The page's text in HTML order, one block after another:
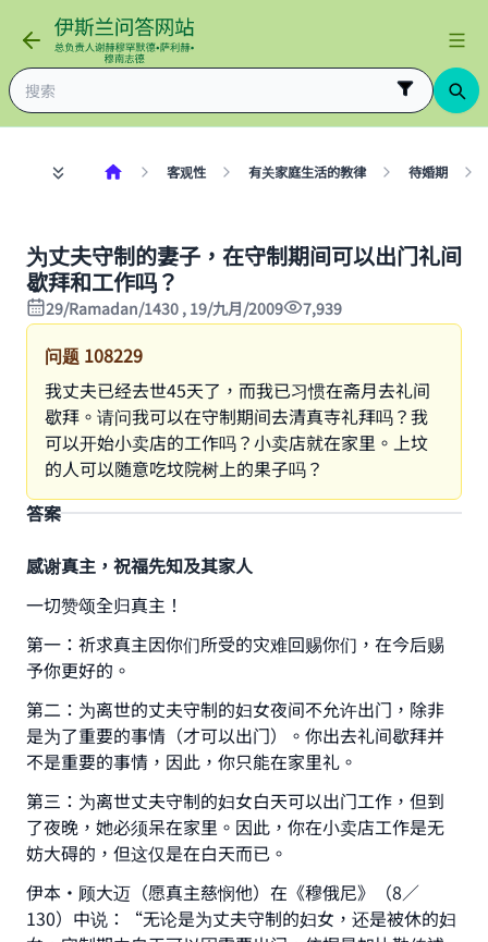
客观性 有关家庭生活的教律 待婚期
为丈夫守制的妻子，在守制期间可以出门礼间
歇拜和工作吗？
29/Ramadan/1430 , 19/九月/2009 7,939
问题 108229
我丈夫已经去世45天了，而我已习惯在斋月去礼间
歇拜。请问我可以在守制期间去清真寺礼拜吗？我
可以开始小卖店的工作吗？小卖店就在家里。上坟
的人可以随意吃坟院树上的果子吗？
答案
感谢真主，祝福先知及其家人
一切赞颂全归真主！
第一：祈求真主因你们所受的灾难回赐你们，在今后赐
予你更好的。
第二：为离世的丈夫守制的妇女夜间不允许出门，除非
是为了重要的事情（才可以出门）。你出去礼间歇拜并
不是重要的事情，因此，你只能在家里礼。
第三：为离世丈夫守制的妇女白天可以出门工作，但到
了夜晚，她必须呆在家里。因此，你在小卖店工作是无
妨大碍的，但这仅是在白天而已。
伊本·顾大迈（愿真主慈悯他）在《穆俄尼》（8／
130）中说：“无论是为丈夫守制的妇女，还是被休的妇